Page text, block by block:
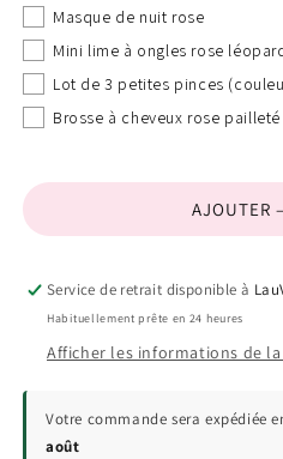
16 produits
17 produits
Masque de nuit rose
Mini lime à ongles rose
Lot de 3 petites pinces
Brosse à cheveux rose pailleté
AJOUTER
Service de retrait disponible à
Habituellement prête en 24 heures
Afficher les informations de
Votre commande sera expédiée
août